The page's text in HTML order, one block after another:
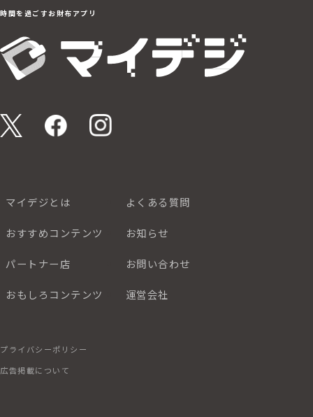
時間を過ごすお財布アプリ
マイデジとは よくある質問
おすすめコンテンツ お知らせ
パートナー店 お問い合わせ
おもしろコンテンツ 運営会社
プライバシーポリシー
広告掲載について